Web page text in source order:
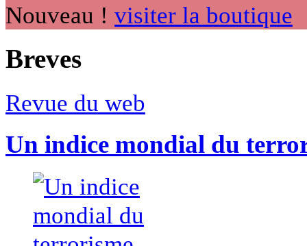
Nouveau ! visiter la boutique
Breves
Revue du web
Un indice mondial du